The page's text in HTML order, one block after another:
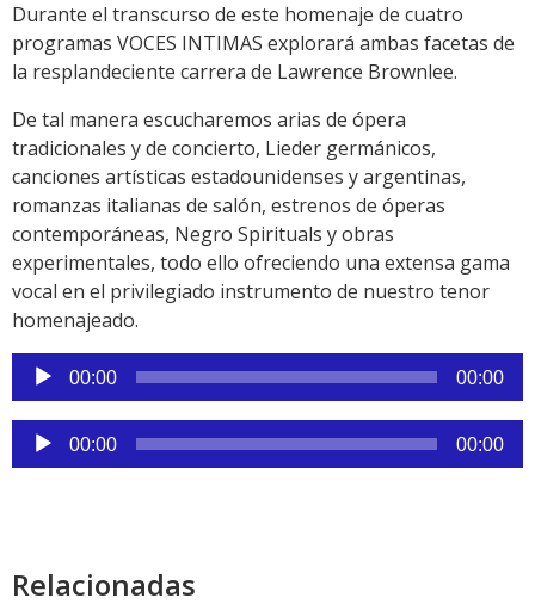
Durante el transcurso de este homenaje de cuatro
programas VOCES INTIMAS explorará ambas facetas de
la resplandeciente carrera de Lawrence Brownlee.
De tal manera escucharemos arias de ópera
tradicionales y de concierto, Lieder germánicos,
canciones artísticas estadounidenses y argentinas,
romanzas italianas de salón, estrenos de óperas
contemporáneas, Negro Spirituals y obras
experimentales, todo ello ofreciendo una extensa gama
vocal en el privilegiado instrumento de nuestro tenor
homenajeado.
Reproductor
de
audio
00:00 00:00
Reproductor
de
00:00 00:00
Relacionadas